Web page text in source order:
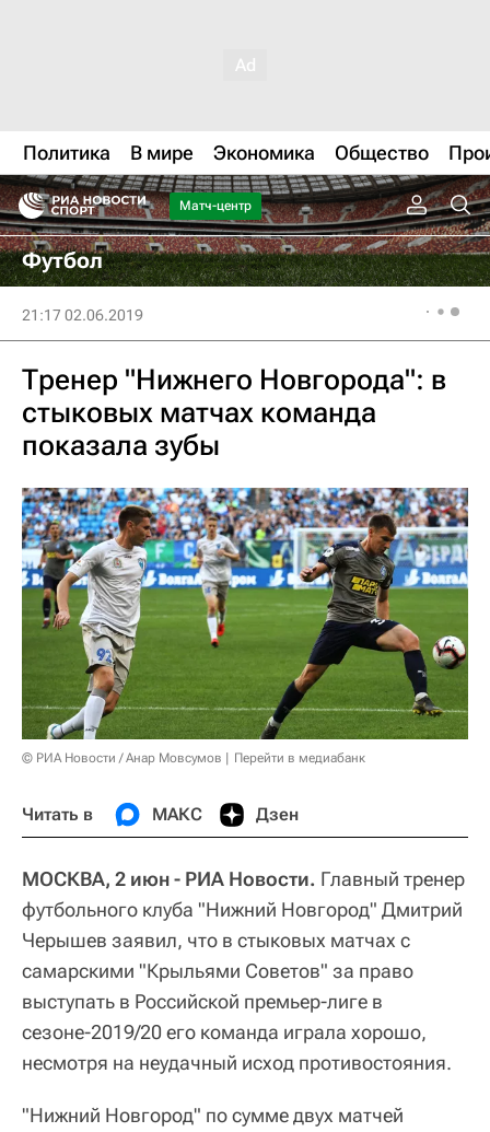
Политика В мире Экономика Общество
Матч-центр
Футбол
21:17 02.06.2019
Тренер "Нижнего Новгорода": в
стыковых матчах команда
показала зубы
© РИА Новости / Анар Мовсумов Перейти в медиабанк
Читать в МАКС Дзен
МОСКВА, 2 июн - РИА Новости. Главный тренер
футбольного клуба "Нижний Новгород" Дмитрий
Черышев заявил, что в стыковых матчах с
самарскими "Крыльями Советов" за право
выступать в Российской премьер-лиге в
сезоне-2019/20 его команда играла хорошо,
несмотря на неудачный исход противостояния.
"Нижний Новгород" по сумме двух матчей